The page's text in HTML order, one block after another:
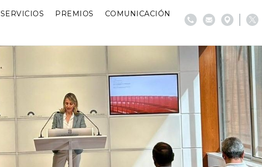
SERVICIOS PREMIOS COMUNICACIÓN